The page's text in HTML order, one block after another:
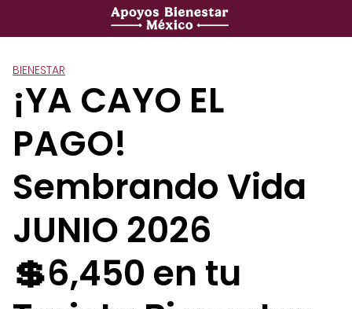
BIENESTAR
¡YA CAYO EL
PAGO!
Sembrando Vida
JUNIO 2026
💲6,450 en tu